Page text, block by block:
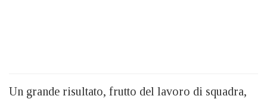
Un grande risultato, frutto del lavoro di squadra,